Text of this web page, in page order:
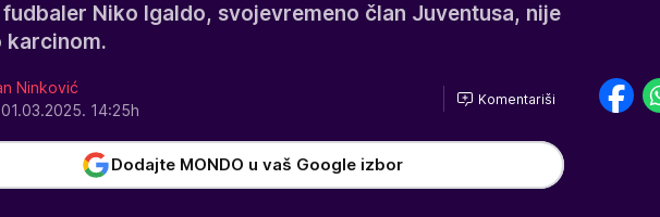
Niko Igaldo, svojevremeno član Juventusa, nije
karcinom.
Ninković
14:25h
Komentariši
Dodajte MONDO u vaš Google izbor